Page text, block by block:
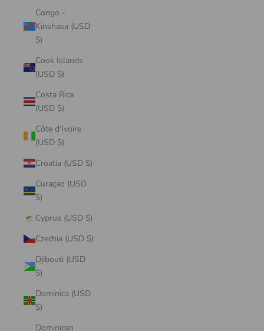
Congo -
Kinshasa (USD
$)
Cook Islands
(USD $)
Costa Rica
(USD $)
Côte d’Ivoire
(USD $)
Croatia (USD $)
Curaçao (USD
$)
Cyprus (USD $)
Czechia (USD $)
Djibouti (USD
$)
Dominica (USD
$)
Dominican